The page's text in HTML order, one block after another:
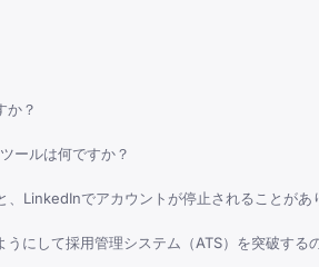
か？
ールは何ですか？
、LinkedInでアカウントが停止されることがあ
うにして採用管理システム（ATS）を突破する